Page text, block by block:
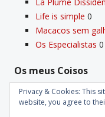
Life is simple 0
Macacos sem
Os Especialistas 0
Os meus Coisos
Deus0
Velho Coiso0
Privacy & Cookies: This
website, you agree to